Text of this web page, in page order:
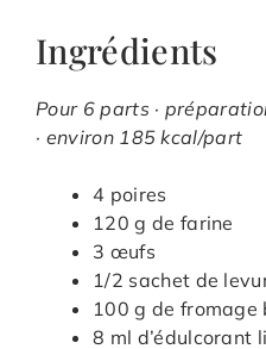
Ingrédients
Pour 6 parts ·
· environ 185 kcal/part
4 poires
120 g de farine
3 œufs
1/2 sachet de
100 g de fromage
8 ml d’édulcorant